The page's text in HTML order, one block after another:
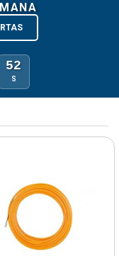
52
S